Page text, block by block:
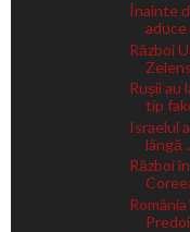
Înainte
aduce
Război
Rușii au
tip
Israelul
lângă
Război